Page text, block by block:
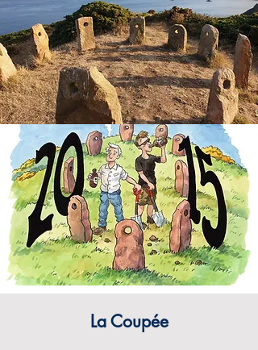
La Coupée